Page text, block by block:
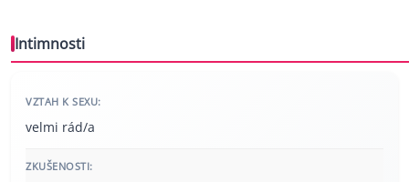
Intimnosti
VZTAH K SEXU:
velmi rád/a
ZKUŠENOSTI: